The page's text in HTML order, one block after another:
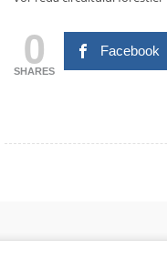
0
SHARES
Facebook